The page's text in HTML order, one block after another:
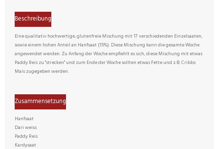
Beschreibung
Eine qualitativ hochwertige, glutenfreie Mischung mit 17 verschiedenden Einzelsaaten,
sowie einem hohen Anteil an Hanfsaat (15%). Diese Mischung kann die gesamte Woche
angewendet werden. Zu Anfang der Woche empfiehlt es sich, diese Mischung mit etwas
Paddy Reis zu "strecken" und zum Ende der Woche sollten etwas Fette und z.B. Cribbs
Mais zugegeben werden.
Zusammensetzung
Hanfsaat
Dari weiss
Paddy Reis
Kardysaat